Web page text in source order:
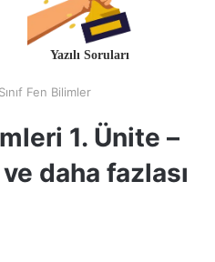
Yazılı Soruları
Fen Bilimler
1. Ünite –
daha fazlası